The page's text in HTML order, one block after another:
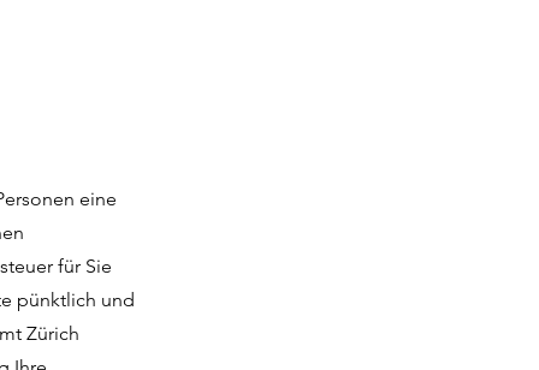
eine
für Sie
pünktlich und
Zürich